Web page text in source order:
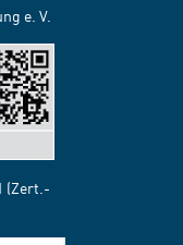
e. V.
(Zert.-